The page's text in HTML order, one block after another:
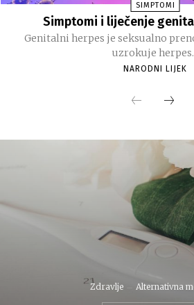
SIMPTOMI
Simptomi i liječenje
Genitalni herpes je seksualno
uzrokuje
NARODNI LIJEK